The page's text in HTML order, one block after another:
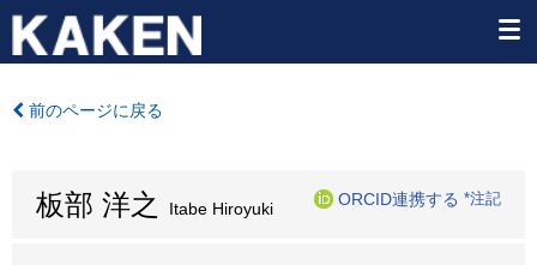
前のページに戻る
板部 洋之 Itabe Hiroyuki
ORCID連携する *注記